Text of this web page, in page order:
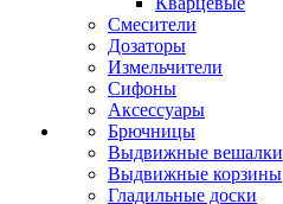
Смесители
Дозаторы
Измельчители
Сифоны
Аксессуары
Брючницы
Выдвижные вешалки
Выдвижные корзины
Гладильные доски